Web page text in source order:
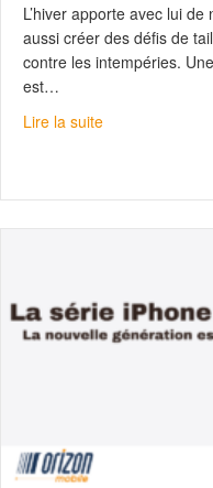
L’hiver apporte avec lui
aussi créer des défis de
contre les intempéries.
est…
Lire la suiteabout